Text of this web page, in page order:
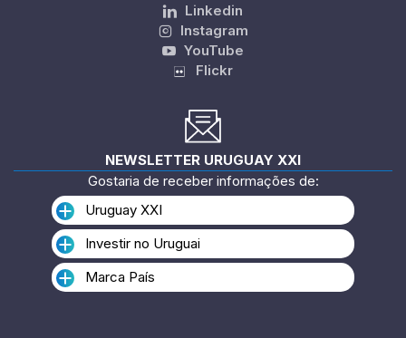
Linkedin
Instagram
YouTube
Flickr
NEWSLETTER URUGUAY XXI
Gostaria de receber informações de:
Uruguay XXI
Investir no Uruguai
Marca País